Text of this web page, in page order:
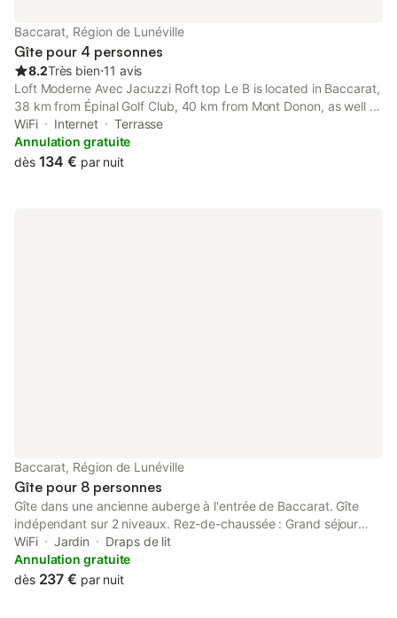
Baccarat, Région de Lunéville
Gîte pour 4 personnes
8.2Très bien⋅11 avis
Loft Moderne Avec Jacuzzi Roft top Le B is located in Baccarat,
38 km from Épinal Golf Club, 40 km from Mont Donon, as well as
41 km from Vosges Square. Free WiFi is available throughout the
property and Epinal Train Station is 41 km away.
WiFi Internet
Terrasse
Annulation gratuite
dès 134 € par nuit
Baccarat, Région de Lunéville
Gîte pour 8 personnes
Gîte dans une ancienne auberge à l'entrée de Baccarat. Gîte
indépendant sur 2 niveaux. Rez-de-chaussée : Grand séjour
salle à manger, espace salon avec TV écran plat, accès internet
wifi., Cuisine, Salle d'eau / WC. Etage : 3 chambres lumineuses
(4 lits 140x190), Salle d'eau, WC indépendant. Local avec lave
WiFi Jardin
Draps de lit
Annulation gratuite
dès 237 € par nuit